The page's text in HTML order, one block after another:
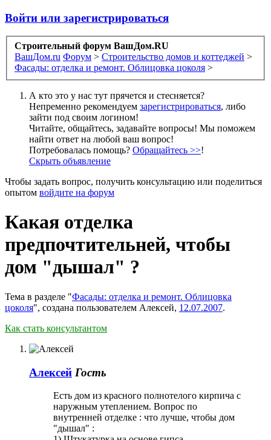
Войти или зарегистрироваться
Строительный форум ВашДом.RU
ВашДом.ru Форум > Строительство домов и коттеджей >
Фасады: отделка и ремонт. Облицовка цоколя >
А кто это у нас тут прячется и стесняется?
Непременно рекомендуем зарегистрироваться, либо
зайти под своим логином!
Читайте, общайтесь, задавайте вопросы! Мы поможем
найти ответ на любой ваш вопрос!
Потребовалась помощь? Обращайтесь >>!
Скрыть объявление
Чтобы задать вопрос, получить консультацию или поделиться
опытом войдите на форум
Какая отделка
предпочтительней, чтобы
дом "дышал" ?
Тема в разделе "Фасады: отделка и ремонт. Облицовка
цоколя", создана пользователем Алексей, 12.07.2007.
Как стать консультантом
Алексей Гость
Есть дом из красного полнотелого кирпича с
наружным утеплением. Вопрос по
внутренней отделке : что лучше, чтобы дом
"дышал" :